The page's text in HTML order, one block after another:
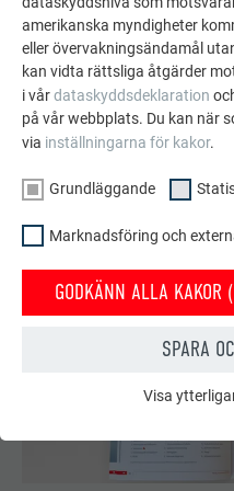
tak, solenergi och
SE FLER REFERENSER
amerikanska myndigheter
eller övervakningsändamål
kan vidta rättsliga åtgärder
i vårdataskyddsdeklaration
på vår webbplats. Du kan när
via inställningarna för kakor.
Grundläggande
Marknadsföring och
GODKÄNN ALLA KAKOR
SPARA
GRUNDLÄGGANDE
grundläggande funktioner.
fungerar korrekt.
Visa